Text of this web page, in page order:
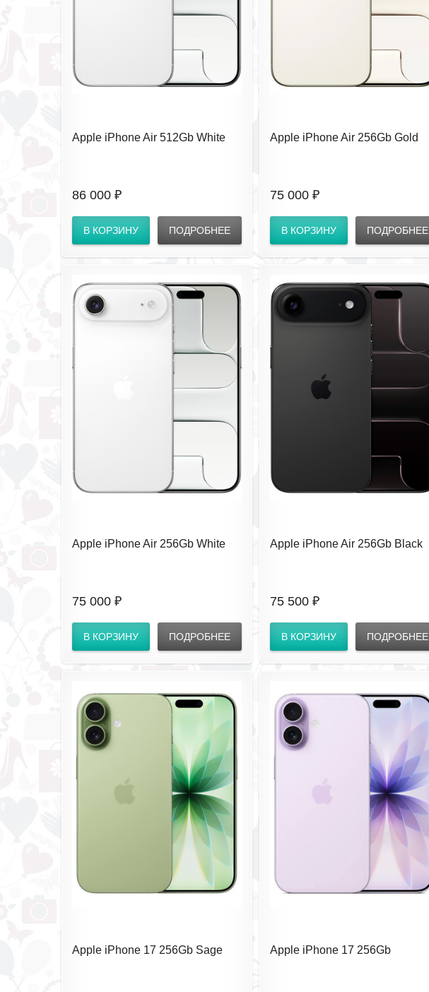
Apple iPhone Air 512Gb White
86 000 ₽
В КОРЗИНУ ПОДРОБНЕЕ
Apple iPhone Air 256Gb Gold
75 000 ₽
В КОРЗИНУ ПОДРОБНЕЕ
Apple iPhone Air 256Gb White
75 000 ₽
В КОРЗИНУ ПОДРОБНЕЕ
Apple iPhone Air 256Gb Black
75 500 ₽
В КОРЗИНУ ПОДРОБНЕЕ
Apple iPhone 17 256Gb Sage
Apple iPhone 17 256Gb